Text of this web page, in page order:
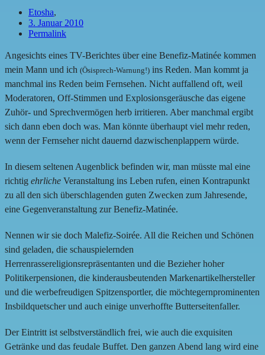
Etosha,
3. Januar 2010
Permalink
Angesichts eines TV-Berichtes über eine Benefiz-Matinée kommen
mein Mann und ich (Ösisprech-Warnung!) ins Reden. Man kommt ja
manchmal ins Reden beim Fernsehen. Nicht auffallend oft, weil
Moderatoren, Off-Stimmen und Explosionsgeräusche das eigene
Zuhör- und Sprechvermögen herb irritieren. Aber manchmal ergibt
sich dann eben doch was. Man könnte überhaupt viel mehr reden,
wenn der Fernseher nicht dauernd dazwischenplappern würde.
In diesem seltenen Augenblick befinden wir, man müsste mal eine
richtig ehrliche Veranstaltung ins Leben rufen, einen Kontrapunkt
zu all den sich überschlagenden guten Zwecken zum Jahresende,
eine Gegenveranstaltung zur Benefiz-Matinée.
Nennen wir sie doch Malefiz-Soirée. All die Reichen und Schönen
sind geladen, die schauspielernden
Herrenrassereligionsrepräsentanten und die Bezieher hoher
Politikerpensionen, die kinderausbeutenden Markenartikelhersteller
und die werbefreudigen Spitzensportler, die möchtegernprominenten
Insbildquetscher und auch einige unverhoffte Butterseitenfaller.
Der Eintritt ist selbstverständlich frei, wie auch die exquisiten
Getränke und das feudale Buffet. Den ganzen Abend lang wird eine